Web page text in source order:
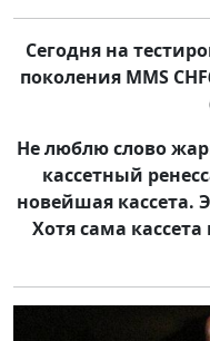
Сегодня на
поколения MMS
Не люблю слово
кассетный
новейшая кассета.
Хотя сама